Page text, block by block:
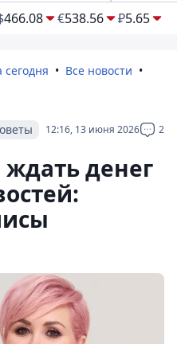
466.08 €538.56 ₽5.65
Все новости
12:16, 13 июня 2026 2
денег